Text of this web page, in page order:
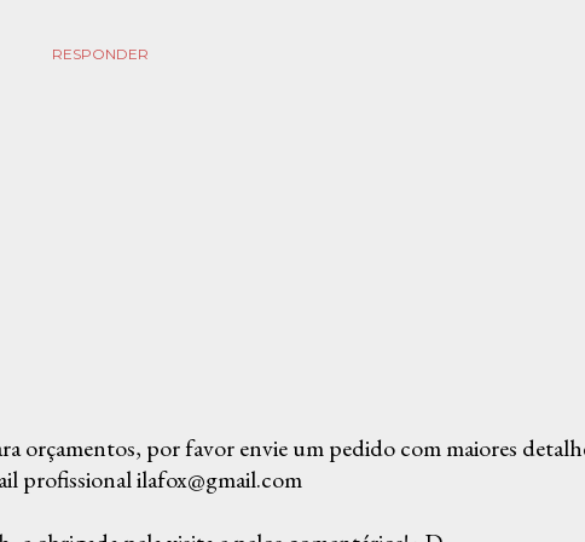
RESPONDER
orçamentos, por favor envie um pedido com maiores
profissional ilafox@gmail.com